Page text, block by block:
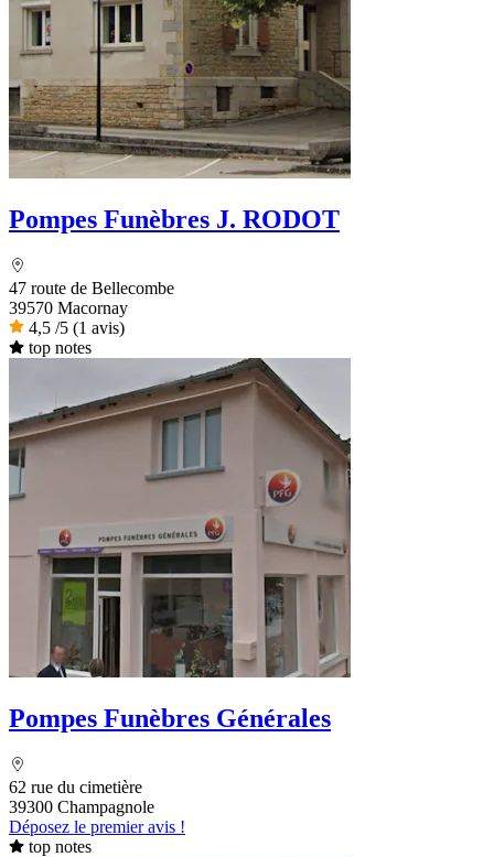
Pompes Funèbres J. RODOT
47 route de Bellecombe
39570 Macornay
4,5 /5 (1 avis)
top notes
Pompes Funèbres Générales
62 rue du cimetière
39300 Champagnole
Déposez le premier avis !
top notes